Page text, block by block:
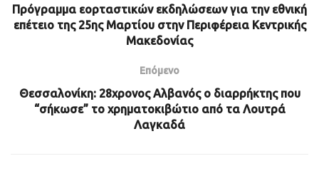
Πρόγραμμα εορταστικών εκδηλώσεων για την εθνική
επέτειο της 25ης Μαρτίου στην Περιφέρεια Κεντρικής
Μακεδονίας
Επόμενο
Θεσσαλονίκη: 28χρονος Αλβανός ο διαρρήκτης που
“σήκωσε” το χρηματοκιβώτιο από τα Λουτρά
Λαγκαδά